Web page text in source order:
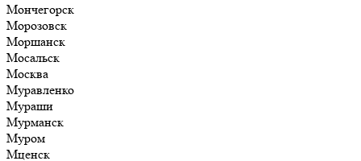
Мончегорск
Морозовск
Моршанск
Мосальск
Москва
Муравленко
Мураши
Мурманск
Муром
Мценск